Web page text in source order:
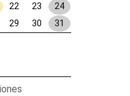
22 23
24
29 30 31